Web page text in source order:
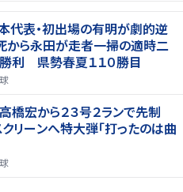
代表・初出場の有明が劇的逆
ら永田が走者一掃の適時二
利 県勢春夏１１０勝目
宏から２３号２ランで先制
リーンへ特大弾「打ったのは曲